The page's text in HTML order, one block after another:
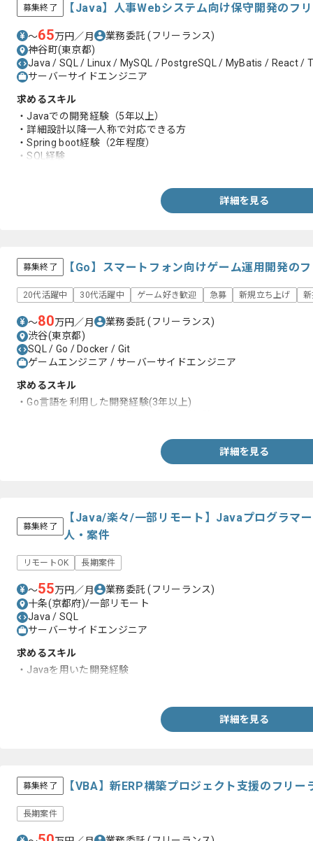
募集終了 【Java】人事Webシステム向け保守開発のフ
〜65万円／月 業務委託(フリーランス)
神谷町(東京都)
Java / SQL / Linux / MySQL / PostgreSQL / MyBatis / React /
サーバーサイドエンジニア
求めるスキル
・Javaでの開発経験（5年以上）
・詳細設計以降一人称で対応できる方
・Spring boot経験（2年程度）
・SQL経験
詳細を見る
募集終了 【Go】スマートフォン向けゲーム運用開発の
20代活躍中 30代活躍中 ゲーム好き歓迎 急募 新規立ち上げ
〜80万円／月 業務委託(フリーランス)
渋谷(東京都)
SQL / Go / Docker / Git
ゲームエンジニア / サーバーサイドエンジニア
求めるスキル
・Go言語を利用した開発経験(3年以上)
詳細を見る
募集終了
【Java/楽々/一部リモート】Javaプログラマ
人・案件
リモートOK 長期案件
〜55万円／月 業務委託(フリーランス)
十条(京都府)/一部リモート
Java / SQL
サーバーサイドエンジニア
求めるスキル
・Javaを用いた開発経験
詳細を見る
募集終了 【VBA】新ERP構築プロジェクト支援のフリ
長期案件